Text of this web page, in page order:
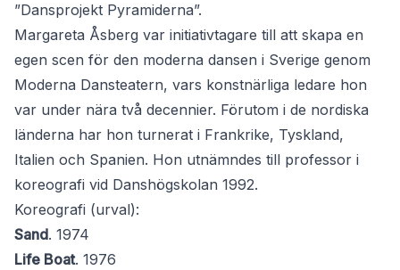
”Dansprojekt Pyramiderna”.
Margareta Åsberg var initiativtagare till att skapa en
egen scen för den moderna dansen i Sverige genom
Moderna Dansteatern, vars konstnärliga ledare hon
var under nära två decennier. Förutom i de nordiska
länderna har hon turnerat i Frankrike, Tyskland,
Italien och Spanien. Hon utnämndes till professor i
koreografi vid Danshögskolan 1992.
Koreografi (urval):
Sand. 1974
Life Boat. 1976